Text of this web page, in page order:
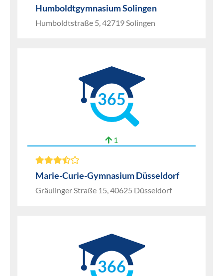
Humboldtgymnasium Solingen
Humboldtstraße 5, 42719 Solingen
365
1
Marie-Curie-Gymnasium Düsseldorf
Gräulinger Straße 15, 40625 Düsseldorf
366